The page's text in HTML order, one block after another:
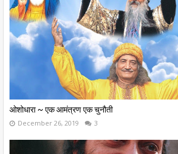
ओशोधारा ~ एक आमंत्रण एक चुनौती
December 26, 2019 3